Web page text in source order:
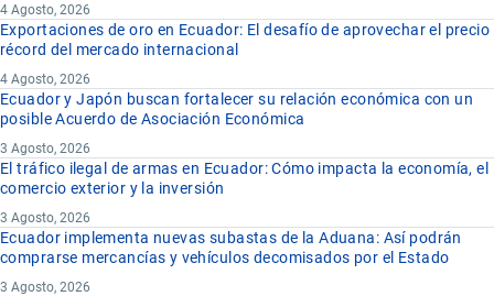
4 Agosto, 2026
Exportaciones de oro en Ecuador: El desafío de aprovechar el precio
récord del mercado internacional
4 Agosto, 2026
Ecuador y Japón buscan fortalecer su relación económica con un
posible Acuerdo de Asociación Económica
3 Agosto, 2026
El tráfico ilegal de armas en Ecuador: Cómo impacta la economía, el
comercio exterior y la inversión
3 Agosto, 2026
Ecuador implementa nuevas subastas de la Aduana: Así podrán
comprarse mercancías y vehículos decomisados por el Estado
3 Agosto, 2026